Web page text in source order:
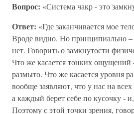
Вопрос: «Система чакр - это
Ответ: «Где заканчивается мое
Вроде видно. Но принципиально –
нет. Говорить о замкнутости
Что же касается тонких ощущений
размыто. Что же касается уровня
вообще заявляют, что у нас на
а каждый берет себе по кусочку -
Поэтому с этой точки зрения,